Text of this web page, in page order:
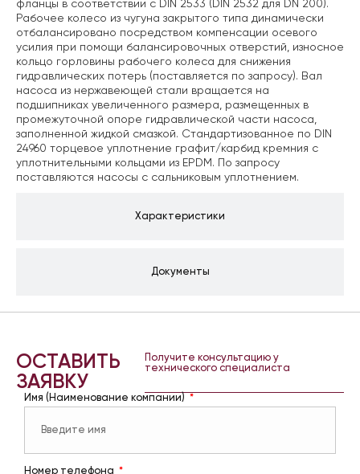
Характеристики
Документы
фланцы в соответствии с DIN 2533 (DIN 2532 для DN 200).
Рабочее колесо из чугуна закрытого типа динамически
отбалансировано посредством компенсации осевого
усилия при помощи балансировочных отверстий, износное
кольцо горловины рабочего колеса для снижения
гидравлических потерь (поставляется по запросу). Вал
насоса из нержавеющей стали вращается на
подшипниках увеличенного размера, размещенных в
промежуточной опоре гидравлической части насоса,
заполненной жидкой смазкой. Стандартизованное по DIN
24960 торцевое уплотнение графит/карбид кремния с
уплотнительными кольцами из EPDM. По запросу
поставляются насосы с сальниковым уплотнением.
ОСТАВИТЬ
ЗАЯВКУ
Получите консультацию у
технического специалиста
Имя (Наименование компании)
Номер телефона